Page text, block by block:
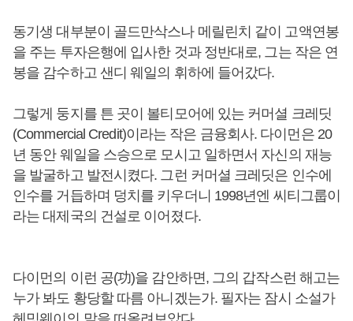
동기생 대부분이 골드만삭스나 메릴린치 같이 고액연봉
을 주는 투자은행에 입사한 것과 정반대로, 그는 작은 연
봉을 감수하고 샌디 웨일의 휘하에 들어갔다.
그렇게 둥지를 튼 곳이 볼티모어에 있는 커머셜 크레딧
(Commercial Credit)이라는 작은 금융회사. 다이먼은 20
년 동안 웨일을 스승으로 모시고 일하면서 자신의 재능
을 발굴하고 발전시켰다. 그런 커머셜 크레딧은 인수에
인수를 거듭하며 덩치를 키우더니 1998년엔 씨티그룹이
라는 대제국의 건설로 이어졌다.
다이먼의 이런 공(功)을 감안하면, 그의 갑작스런 해고는
누가 봐도 황당할 따름 아니겠는가. 필자는 잠시 소설가